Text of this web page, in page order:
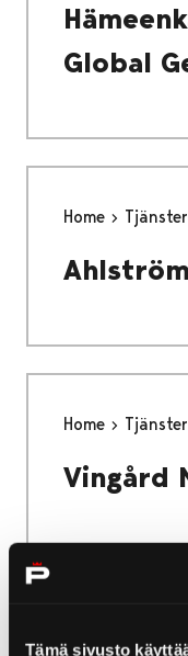
Tämä sivusto
Global
Home Tjänster
Home Tjänster
Vingård